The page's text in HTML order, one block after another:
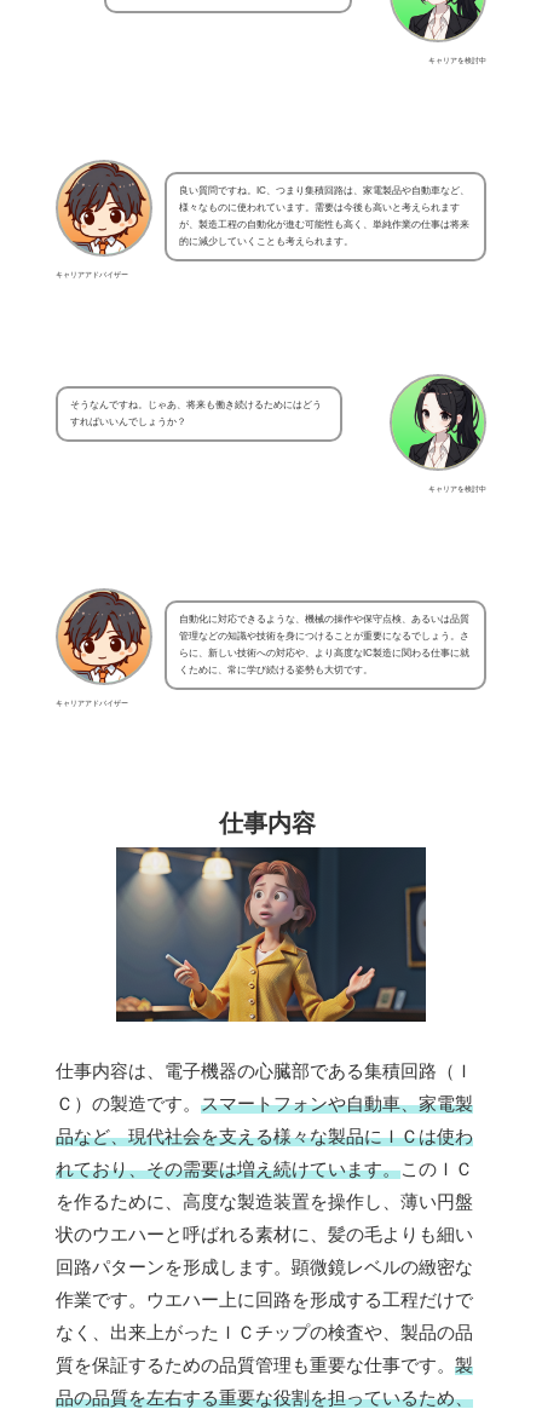
キャリアを検討中
キャリアアドバイザー
良い質問ですね。IC、つまり集積回路は、家電製品や自動車など、
様々なものに使われています。需要は今後も高いと考えられます
が、製造工程の自動化が進む可能性も高く、単純作業の仕事は将来
的に減少していくことも考えられます。
キャリアを検討中
そうなんですね。じゃあ、将来も働き続けるためにはどう
すればいいんでしょうか？
キャリアアドバイザー
自動化に対応できるような、機械の操作や保守点検、あるいは品質
管理などの知識や技術を身につけることが重要になるでしょう。さ
らに、新しい技術への対応や、より高度なIC製造に関わる仕事に就
くために、常に学び続ける姿勢も大切です。
仕事内容
仕事内容は、電子機器の心臓部である集積回路（Ｉ
Ｃ）の製造です。 スマートフォンや自動車、家電製
品など、現代社会を支える様々な製品にＩＣは使わ
れており、その需要は増え続けています。このＩＣ
を作るために、高度な製造装置を操作し、薄い円盤
状のウエハーと呼ばれる素材に、髪の毛よりも細い
回路パターンを形成します。顕微鏡レベルの緻密な
作業です。ウエハー上に回路を形成する工程だけで
なく、出来上がったＩＣチップの検査や、製品の品
質を保証するための品質管理も重要な仕事です。 製
品の品質を左右する重要な役割を担っているため、